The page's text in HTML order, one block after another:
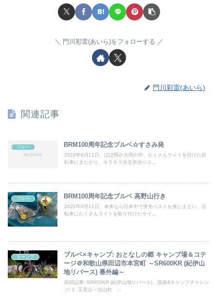
門川彩雷(あいら)をフォローする
門川彩雷(あいら)
関連記事
ブルベ BRM100周年記念ブルベ☆すさみ発
2022年6月11日、ほぼ雨か大雨の中、たくさんライトを付けた自
転車にまたがり、キラキラ光る蛍光ベス...
ブルベ BRM100周年記念ブルベ 高野山行き
2021年9月11日、本来なら日本中で蛍光ベストを身にまとい、自
転車にたくさんライトを取り付けたサイ...
キャンプ
ブルベ×キャンプ: おとなしの郷 キャンプ場＆コテ
ージ＠和歌山県田辺市本宮町 ～SR600KR (紀伊山
地リバース) 番外編～
前回記事: SR600KR (紀伊山地リバース)、温泉&キャンプチャレン
ジ: 2. 玉置山～北山村 ...